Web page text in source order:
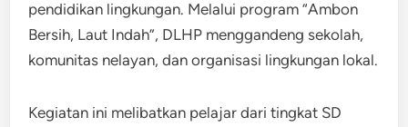
pendidikan lingkungan. Melalui program “Ambon
Bersih, Laut Indah”, DLHP menggandeng sekolah,
komunitas nelayan, dan organisasi lingkungan lokal.
Kegiatan ini melibatkan pelajar dari tingkat SD